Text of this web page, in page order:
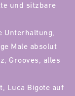
und sitzbare
Unterhaltung,
Male absolut
Grooves, alles
Luca Bigote auf